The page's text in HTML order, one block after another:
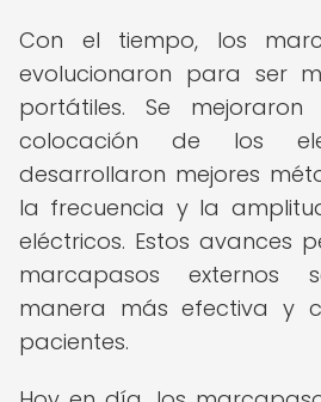
Con el tiempo, los
evolucionaron para ser
portátiles. Se
colocación de los
desarrollaron mejores
la frecuencia y la
eléctricos. Estos avances
marcapasos externos
manera más efectiva y
pacientes.